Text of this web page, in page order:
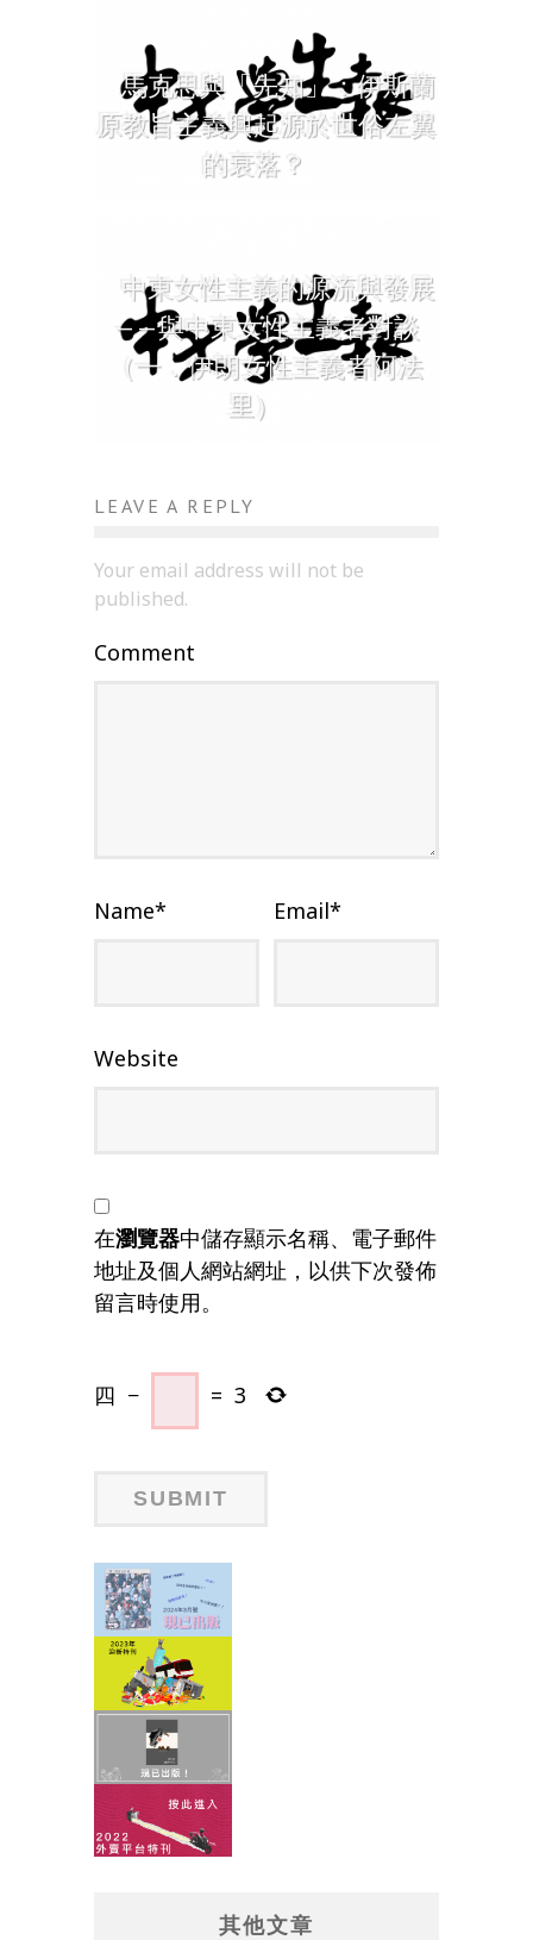
馬克思與「先知」：伊斯蘭
原教旨主義興起源於世俗左翼
的衰落？
中東女性主義的源流與發展
——與中東女性主義者對談
（一．伊朗女性主義者阿法
里）
LEAVE A REPLY
Your email address will not be
published.
Comment
Name* Email*
Website
在瀏覽器中儲存顯示名稱、電子郵件
地址及個人網站網址，以供下次發佈
留言時使用。
四 − = 3
其他文章